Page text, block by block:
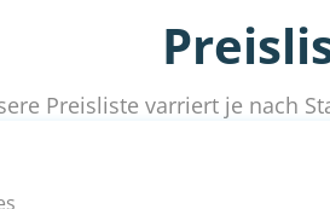
Preisliste varriert je nach